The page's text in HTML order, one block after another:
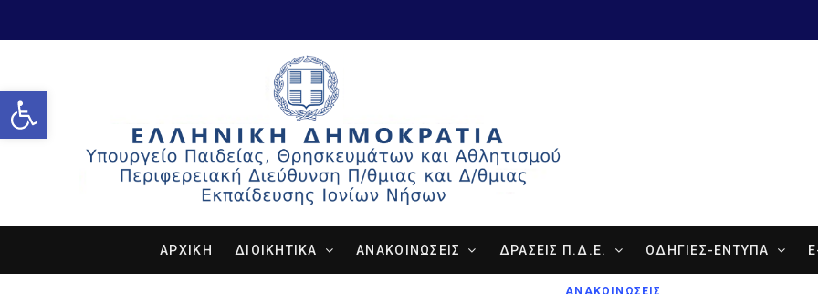
Open toolbar
ΑΡΧΙΚΗ ΔΙΟΙΚΗΤΙΚΑ ΑΝΑΚΟΙΝΩΣΕΙΣ ΔΡΑΣΕΙΣ Π.Δ.Ε. ΟΔΗΓΙΕΣ-ΕΝΤΥΠΑ